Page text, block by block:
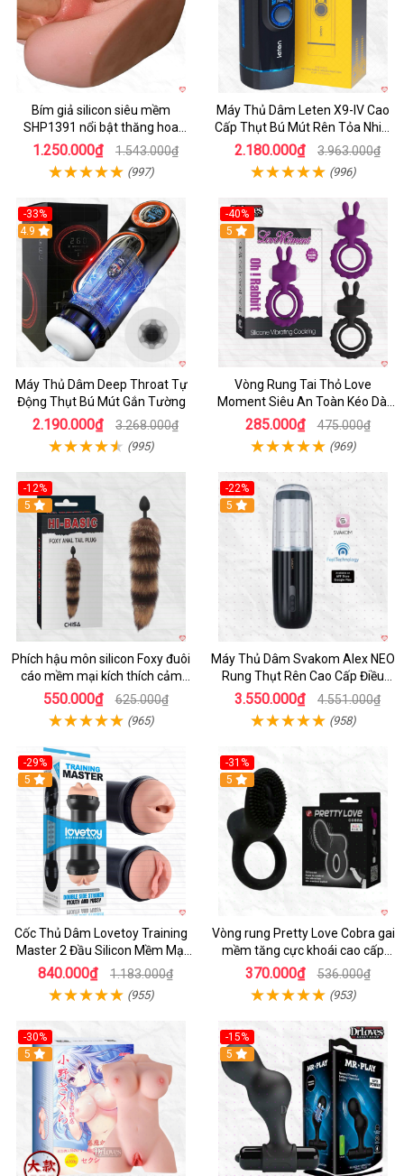
Bím giả silicon siêu mềm
SHP1391 nổi bật thăng hoa
hoàn hảo
1.250.000₫ 1.543.000₫
(997)
Máy Thủ Dâm Leten X9-IV Cao
Cấp Thụt Bú Mút Rên Tỏa Nhiệt
Sạc Pin
2.180.000₫ 3.963.000₫
(996)
-33%
Hot
4.9
Máy Thủ Dâm Deep Throat Tự
Động Thụt Bú Mút Gắn Tường
2.190.000₫ 3.268.000₫
(995)
-40%
5
Vòng Rung Tai Thỏ Love
Moment Siêu An Toàn Kéo Dài
Thời Gian
285.000₫ 475.000₫
(969)
-12%
Hot
5
Phích hậu môn silicon Foxy đuôi
cáo mềm mại kích thích cảm
giác mới
550.000₫ 625.000₫
(965)
-22%
5
Máy Thủ Dâm Svakom Alex NEO
Rung Thụt Rên Cao Cấp Điều
Khiển App
3.550.000₫ 4.551.000₫
(958)
-29%
Hot
5
Cốc Thủ Dâm Lovetoy Training
Master 2 Đầu Silicon Mềm Mại
Tiện Lợi
840.000₫ 1.183.000₫
(955)
-31%
5
Vòng rung Pretty Love Cobra gai
mềm tăng cực khoái cao cấp
chính hãng
370.000₫ 536.000₫
(953)
-30%
Hot
5
-15%
Hot
5